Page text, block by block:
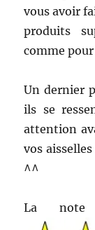
vous avoir
produits
comme
Un dernier
ils se
attention
vos
^^
La note